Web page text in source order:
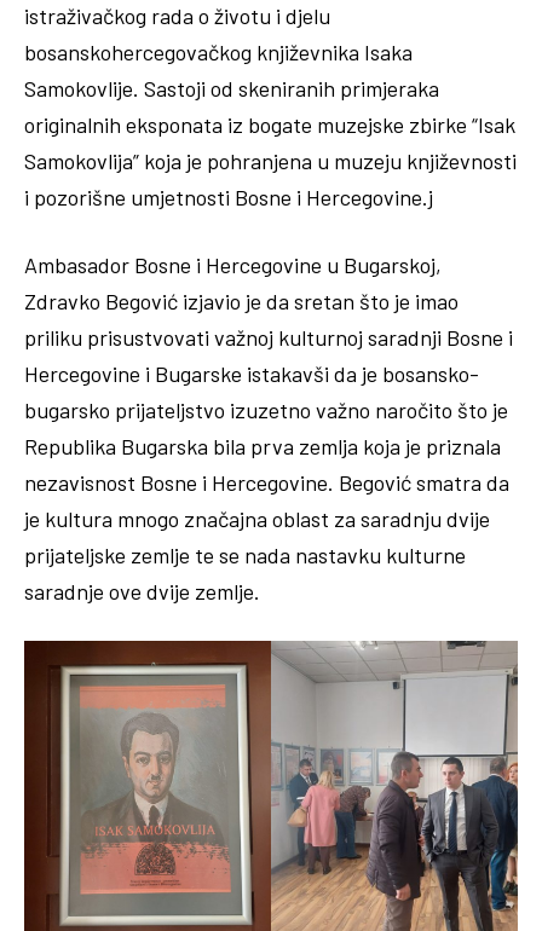
istraživačkog rada o životu i djelu
bosanskohercegovačkog književnika Isaka
Samokovlije. Sastoji od skeniranih primjeraka
originalnih eksponata iz bogate muzejske zbirke “Isak
Samokovlija” koja je pohranjena u muzeju književnosti
i pozorišne umjetnosti Bosne i Hercegovine.j
Ambasador Bosne i Hercegovine u Bugarskoj,
Zdravko Begović izjavio je da sretan što je imao
priliku prisustvovati važnoj kulturnoj saradnji Bosne i
Hercegovine i Bugarske istakavši da je bosansko-
bugarsko prijateljstvo izuzetno važno naročito što je
Republika Bugarska bila prva zemlja koja je priznala
nezavisnost Bosne i Hercegovine. Begović smatra da
je kultura mnogo značajna oblast za saradnju dvije
prijateljske zemlje te se nada nastavku kulturne
saradnje ove dvije zemlje.